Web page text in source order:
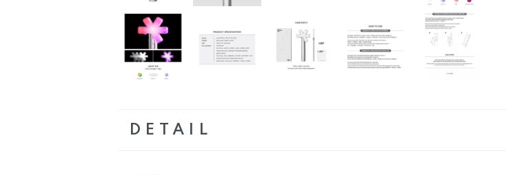
DETAIL